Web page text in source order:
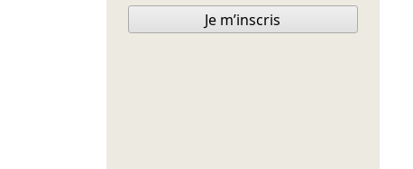
Je m’inscris